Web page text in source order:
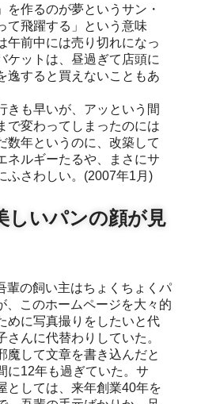
を作るのが夢というサン・
て飛躍する」という意味
午前中には売り切れになっ
ケットは、昼過ぎて店頭に
逸すると買えないこともあ
きも早いが、アッという間
で変わってしまったのには
数年というのに、改築して
ネルギーたるや、まさにサ
ふさわしい。(2007年1月)
しいパンの顔が見
、このホームページを大々的
めに写真撮りをしたいと代
んに代替わりしていた。
魔して文章を書き込んだと
に12年も過ぎていた。サ
としては、来年創業40年を